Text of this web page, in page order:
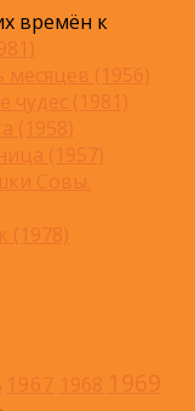
времён к
(1956)
чудес (1981)
(1958)
(1957)
Совы.
(1978)
1967 1968 1969